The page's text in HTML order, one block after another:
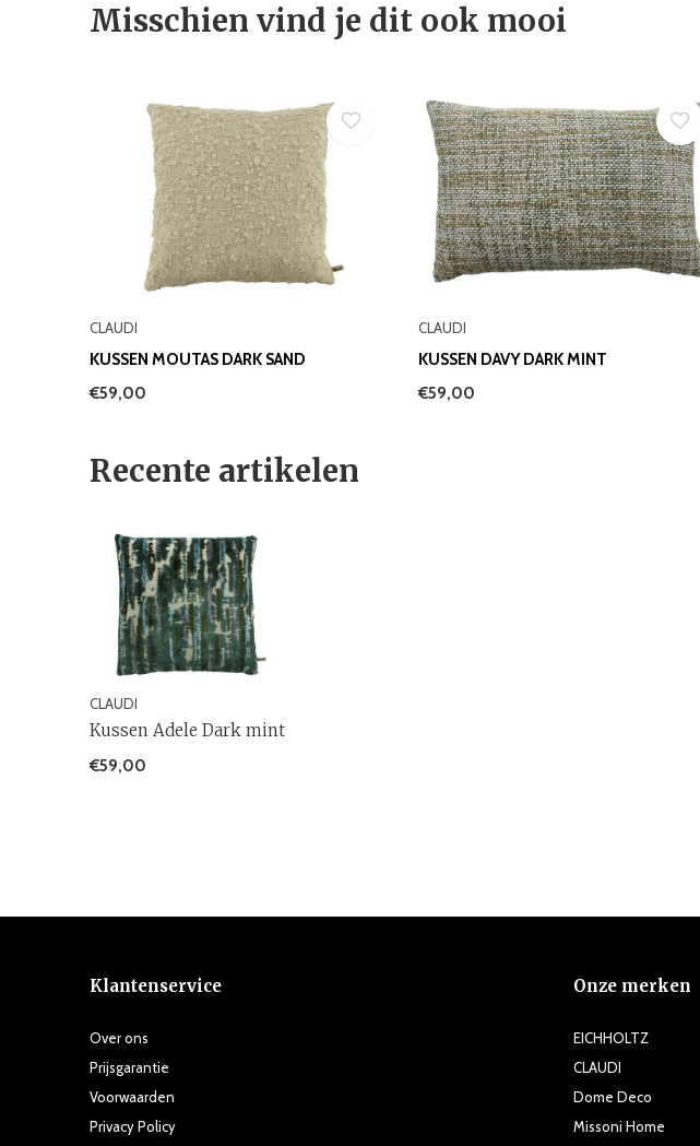
Misschien vind je dit ook mooi
CLAUDI
KUSSEN MOUTAS DARK SAND
€59,00
CLAUDI
KUSSEN DAVY DARK MINT
€59,00
Recente artikelen
CLAUDI
Kussen Adele Dark mint
€59,00
Klantenservice
Over ons
Prijsgarantie
Voorwaarden
Privacy Policy
Onze merken
EICHHOLTZ
CLAUDI
Dome Deco
Missoni Home